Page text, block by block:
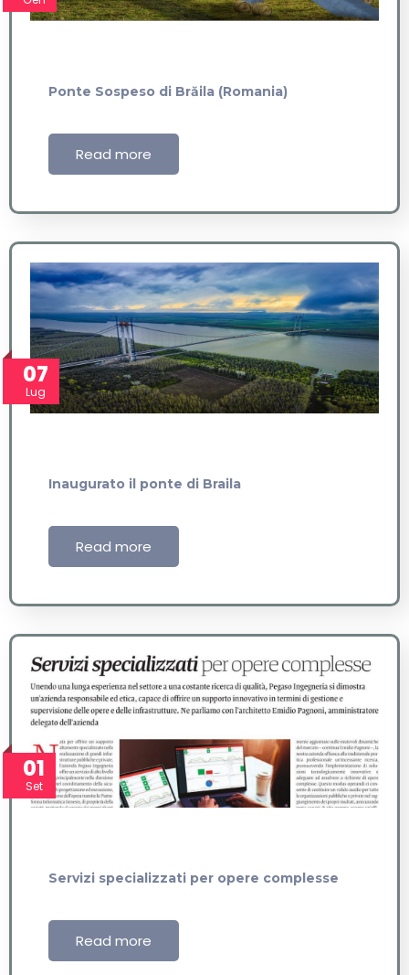
Ponte Sospeso di Brăila (Romania)
Read more
07
Lug
Inaugurato il ponte di Braila
Read more
01
Set
Servizi specializzati per opere complesse
Read more